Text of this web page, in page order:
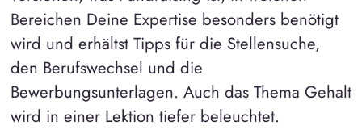
Bereichen Deine Expertise besonders benötigt
wird und erhältst Tipps für die Stellensuche,
den Berufswechsel und die
Bewerbungsunterlagen. Auch das Thema Gehalt
wird in einer Lektion tiefer beleuchtet.